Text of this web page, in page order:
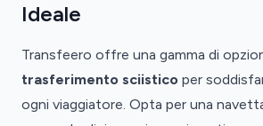
Ideale
Transfeero offre una gamma di
trasferimento sciistico per
ogni viaggiatore. Opta per una